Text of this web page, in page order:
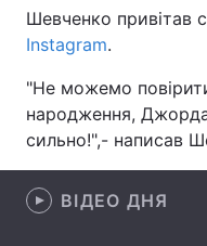
Економіка
Спорт
Техно і зв'язок
Зброя
Здоров'я
Шевченко привітав
Instagram.
"Не можемо
народження,
сильно!",- написав
ВІДЕО ДНЯ